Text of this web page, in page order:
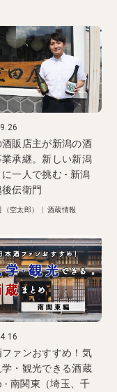
販店主が新潟の酒
承継。新しい新潟
一人で挑む - 新潟
伝衛門
空太郎） 酒蔵情報
ファンおすすめ！気
・観光できる酒蔵
- 南関東（埼玉、千